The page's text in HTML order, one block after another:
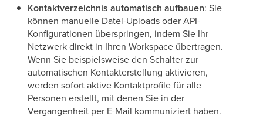
Kontaktverzeichnis automatisch aufbauen: Sie
können manuelle Datei-Uploads oder API-
Konfigurationen überspringen, indem Sie Ihr
Netzwerk direkt in Ihren Workspace übertragen.
Wenn Sie beispielsweise den Schalter zur
automatischen Kontakterstellung aktivieren,
werden sofort aktive Kontaktprofile für alle
Personen erstellt, mit denen Sie in der
Vergangenheit per E-Mail kommuniziert haben.